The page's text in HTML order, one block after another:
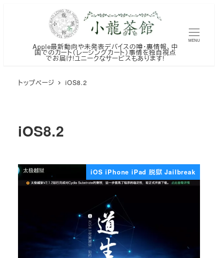
Apple最新動向や未発表デバイスの噂・裏情報、中
国でのカート（レーシングカート）事情を独自視点
でお届け!ユニークなサービスもあります!
MENU
トップページ iOS8.2
iOS8.2
iOS iPhone iPad 脱獄 Jailbreak